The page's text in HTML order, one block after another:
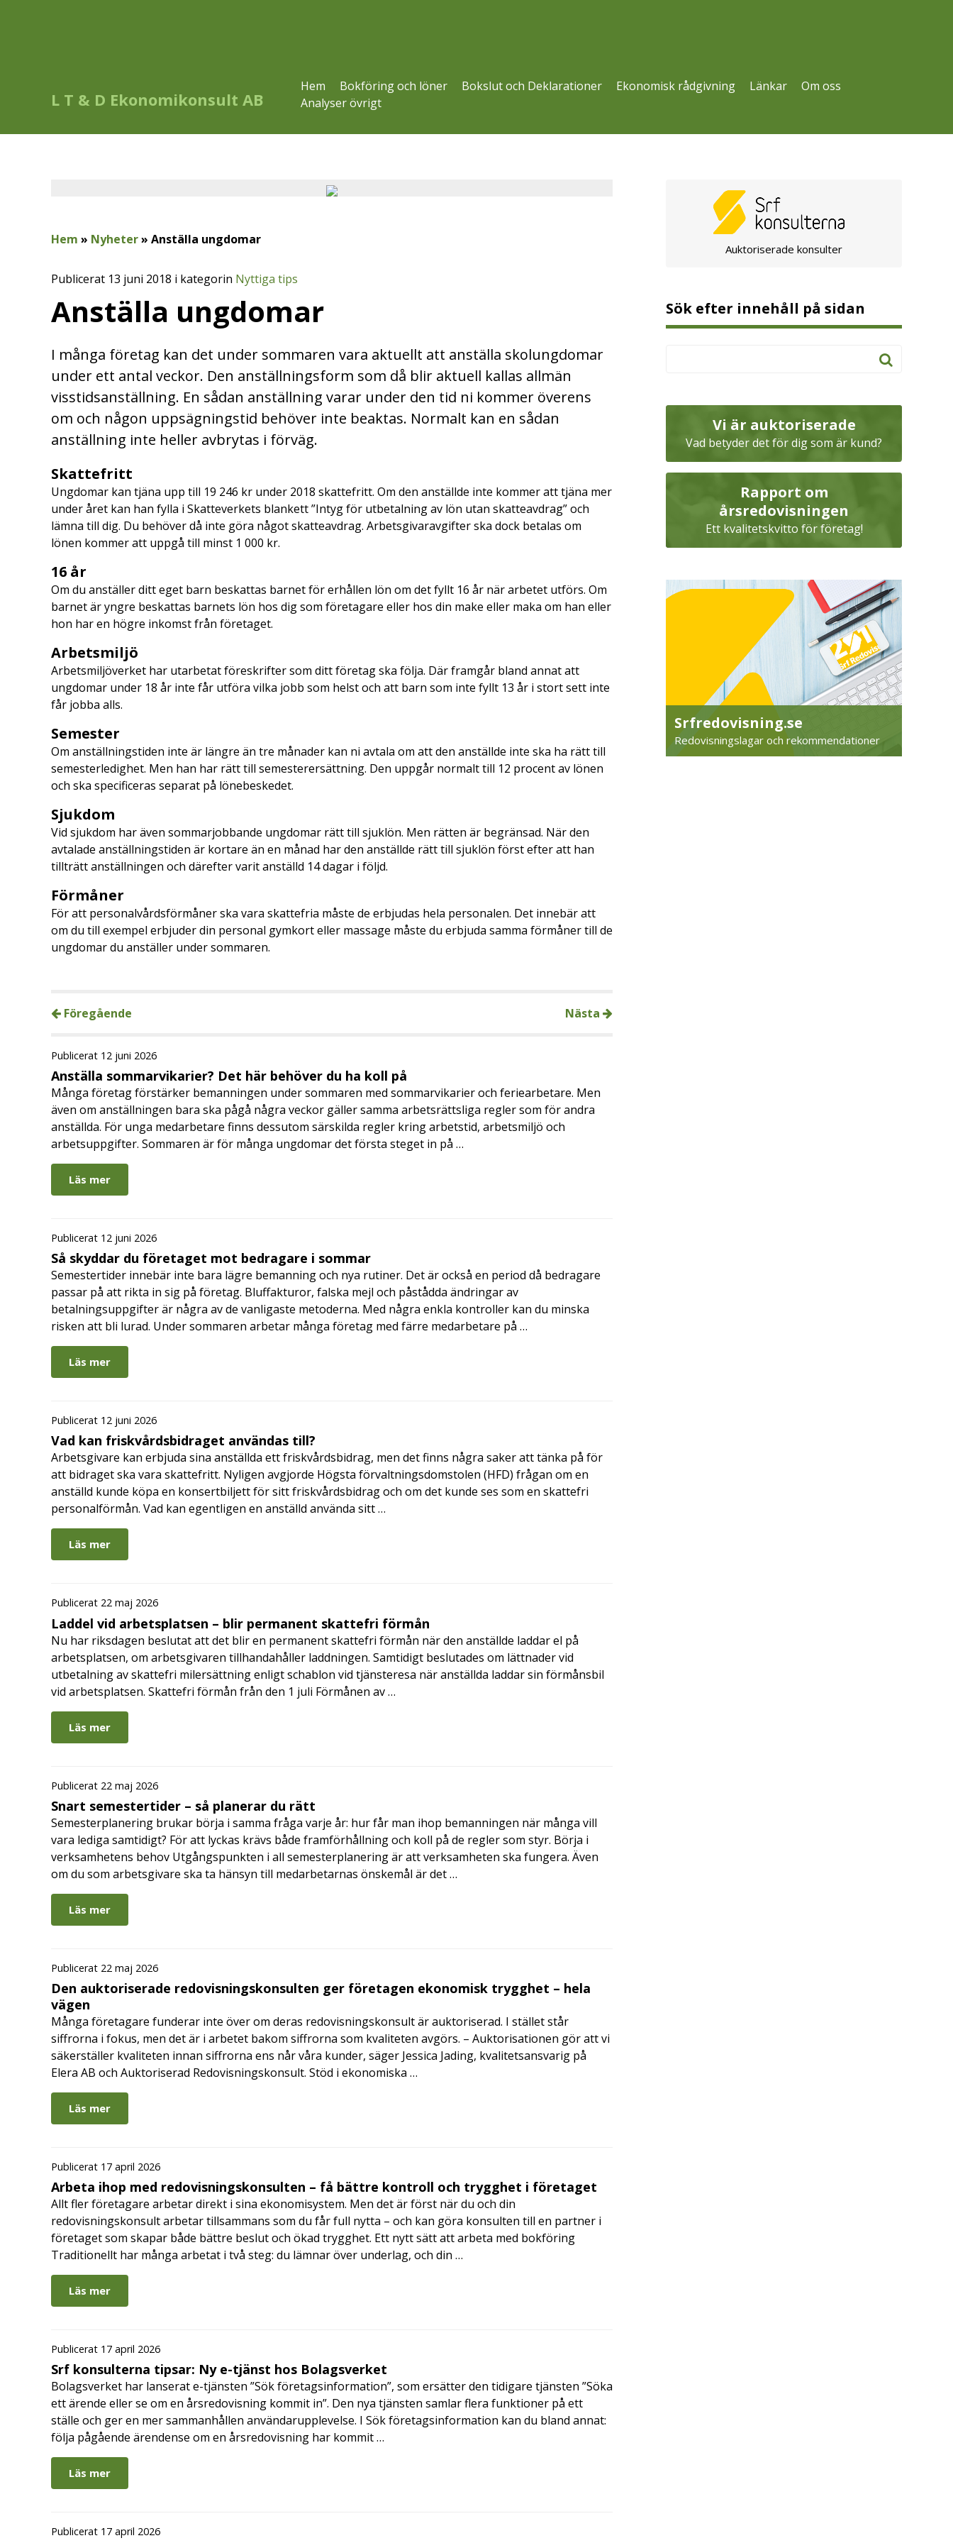
L T & D Ekonomikonsult AB
Hem Bokföring och löner Bokslut och Deklarationer Ekonomisk rådgivning Länkar
Om oss
Analyser övrigt
Hem » Nyheter» Anställa ungdomar
Publicerat 13 juni 2018 i kategorin Nyttiga tips
Anställa ungdomar
I många företag kan det under sommaren vara aktuellt att anställa skolungdomar
under ett antal veckor. Den anställningsform som då blir aktuell kallas allmän
visstidsanställning. En sådan anställning varar under den tid ni kommer överens
om och någon uppsägningstid behöver inte beaktas. Normalt kan en sådan
anställning inte heller avbrytas i förväg.
Skattefritt
Ungdomar kan tjäna upp till 19 246 kr under 2018 skattefritt. Om den anställde inte kommer att tjäna mer
under året kan han fylla i Skatteverkets blankett ”Intyg för utbetalning av lön utan skatteavdrag” och
lämna till dig. Du behöver då inte göra något skatteavdrag. Arbetsgivaravgifter ska dock betalas om
lönen kommer att uppgå till minst 1 000 kr.
16 år
Om du anställer ditt eget barn beskattas barnet för erhållen lön om det fyllt 16 år när arbetet utförs. Om
barnet är yngre beskattas barnets lön hos dig som företagare eller hos din make eller maka om han eller
hon har en högre inkomst från företaget.
Arbetsmiljö
Arbetsmiljöverket har utarbetat föreskrifter som ditt företag ska följa. Där framgår bland annat att
ungdomar under 18 år inte får utföra vilka jobb som helst och att barn som inte fyllt 13 år i stort sett inte
får jobba alls.
Semester
Om anställningstiden inte är längre än tre månader kan ni avtala om att den anställde inte ska ha rätt till
semesterledighet. Men han har rätt till semesterersättning. Den uppgår normalt till 12 procent av lönen
och ska specificeras separat på lönebeskedet.
Sjukdom
Vid sjukdom har även sommarjobbande ungdomar rätt till sjuklön. Men rätten är begränsad. När den
avtalade anställningstiden är kortare än en månad har den anställde rätt till sjuklön först efter att han
tillträtt anställningen och därefter varit anställd 14 dagar i följd.
Förmåner
För att personalvårdsförmåner ska vara skattefria måste de erbjudas hela personalen. Det innebär att
om du till exempel erbjuder din personal gymkort eller massage måste du erbjuda samma förmåner till de
ungdomar du anställer under sommaren.
Föregående Nästa
Publicerat 12 juni 2026
Anställa sommarvikarier? Det här behöver du ha koll på
Många företag förstärker bemanningen under sommaren med sommarvikarier och feriearbetare. Men
även om anställningen bara ska pågå några veckor gäller samma arbetsrättsliga regler som för andra
anställda. För unga medarbetare finns dessutom särskilda regler kring arbetstid, arbetsmiljö och
arbetsuppgifter. Sommaren är för många ungdomar det första steget in på …
Läs mer
Publicerat 12 juni 2026
Så skyddar du företaget mot bedragare i sommar
Semestertider innebär inte bara lägre bemanning och nya rutiner. Det är också en period då bedragare
passar på att rikta in sig på företag. Bluffakturor, falska mejl och påstådda ändringar av
betalningsuppgifter är några av de vanligaste metoderna. Med några enkla kontroller kan du minska
risken att bli lurad. Under sommaren arbetar många företag med färre medarbetare på …
Läs mer
Publicerat 12 juni 2026
Vad kan friskvårdsbidraget användas till?
Arbetsgivare kan erbjuda sina anställda ett friskvårdsbidrag, men det finns några saker att tänka på för
att bidraget ska vara skattefritt. Nyligen avgjorde Högsta förvaltningsdomstolen (HFD) frågan om en
anställd kunde köpa en konsertbiljett för sitt friskvårdsbidrag och om det kunde ses som en skattefri
personalförmån. Vad kan egentligen en anställd använda sitt …
Läs mer
Publicerat 22 maj 2026
Laddel vid arbetsplatsen – blir permanent skattefri förmån
Nu har riksdagen beslutat att det blir en permanent skattefri förmån när den anställde laddar el på
arbetsplatsen, om arbetsgivaren tillhandahåller laddningen. Samtidigt beslutades om lättnader vid
utbetalning av skattefri milersättning enligt schablon vid tjänsteresa när anställda laddar sin förmånsbil
vid arbetsplatsen. Skattefri förmån från den 1 juli Förmånen av …
Läs mer
Publicerat 22 maj 2026
Snart semestertider – så planerar du rätt
Semesterplanering brukar börja i samma fråga varje år: hur får man ihop bemanningen när många vill
vara lediga samtidigt? För att lyckas krävs både framförhållning och koll på de regler som styr. Börja i
verksamhetens behov Utgångspunkten i all semesterplanering är att verksamheten ska fungera. Även
om du som arbetsgivare ska ta hänsyn till medarbetarnas önskemål är det …
Läs mer
Publicerat 22 maj 2026
Den auktoriserade redovisningskonsulten ger företagen ekonomisk trygghet – hela
vägen
Många företagare funderar inte över om deras redovisningskonsult är auktoriserad. I stället står
siffrorna i fokus, men det är i arbetet bakom siffrorna som kvaliteten avgörs. – Auktorisationen gör att vi
säkerställer kvaliteten innan siffrorna ens når våra kunder, säger Jessica Jading, kvalitetsansvarig på
Elera AB och Auktoriserad Redovisningskonsult. Stöd i ekonomiska …
Läs mer
Publicerat 17 april 2026
Arbeta ihop med redovisningskonsulten – få bättre kontroll och trygghet i företaget
Allt fler företagare arbetar direkt i sina ekonomisystem. Men det är först när du och din
redovisningskonsult arbetar tillsammans som du får full nytta – och kan göra konsulten till en partner i
företaget som skapar både bättre beslut och ökad trygghet. Ett nytt sätt att arbeta med bokföring
Traditionellt har många arbetat i två steg: du lämnar över underlag, och din …
Läs mer
Publicerat 17 april 2026
Srf konsulterna tipsar: Ny e-tjänst hos Bolagsverket
Bolagsverket har lanserat e-tjänsten ”Sök företagsinformation”, som ersätter den tidigare tjänsten ”Söka
ett ärende eller se om en årsredovisning kommit in”. Den nya tjänsten samlar flera funktioner på ett
ställe och ger en mer sammanhållen användarupplevelse. I Sök företagsinformation kan du bland annat:
följa pågående ärendense om en årsredovisning har kommit …
Läs mer
Publicerat 17 april 2026
Auktoriserade konsulter
Sök efter innehåll på sidan
Vi är auktoriserade
Vad betyder det för dig som är kund?
Rapport om
årsredovisningen
Ett kvalitetskvitto för företag!
Srfredovisning.se
Redovisningslagar och rekommendationer